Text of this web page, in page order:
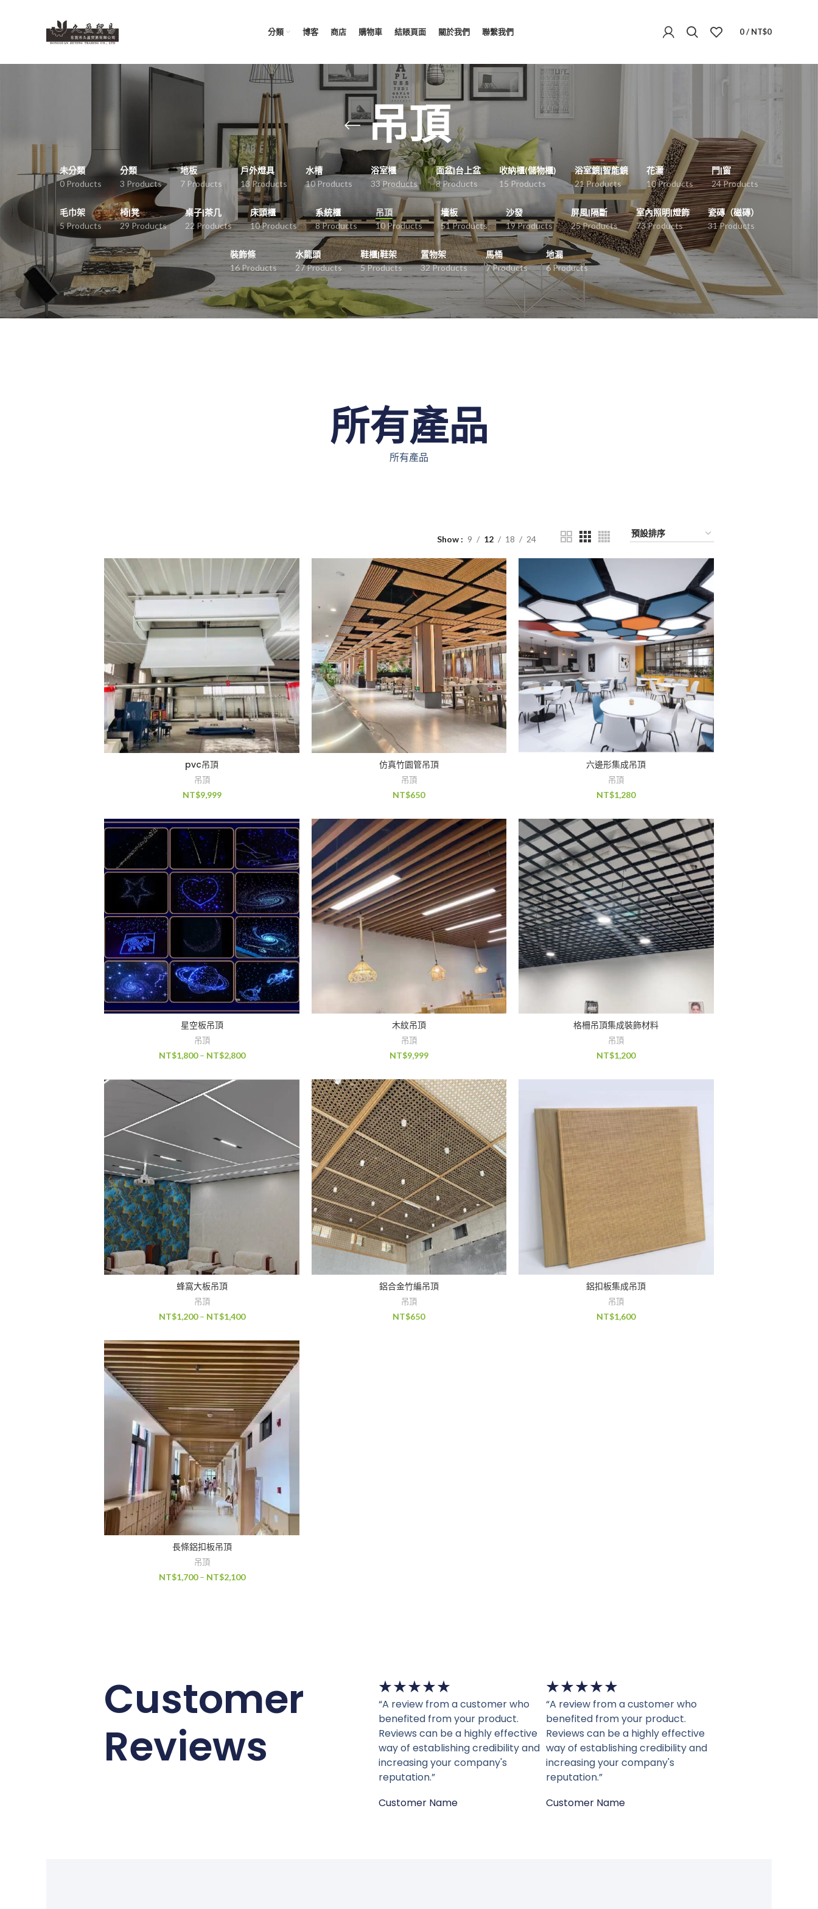
分類 博客 商店 購物車 結賬頁面 關於我們 聯繫我們 0/ NT$0
吊頂
未分類
0 Products
分類
3 Products
地板
7 Products
戶外燈具
13 Products
水槽
10 Products
浴室櫃
33 Products
面盆|台上盆
8 Products
收納櫃(儲物櫃)
15 Products
浴室鏡|智能鏡
21 Products
花灑
10 Products
門|窗
24 Products
毛巾架
5 Products
椅|凳
29 Products
桌子|茶几
22 Products
床頭櫃
10 Products
系統櫃
8 Products
吊頂
10 Products
墻板
51 Products
沙發
19 Products
屏風|隔斷
25 Products
室內照明|燈飾
73 Products
瓷磚（磁磚）
31 Products
裝飾條
16 Products
水龍頭
27 Products
鞋櫃|鞋架
5 Products
置物架
32 Products
馬桶
7 Products
地漏
6 Products
所有產品
所有產品
Show 9 12 18 24
pvc吊頂
吊頂
NT$9,999
仿真竹園管吊頂
吊頂
NT$650
六邊形集成吊頂
吊頂
NT$1,280
星空板吊頂
吊頂
NT$1,800 – NT$2,800
木紋吊頂
吊頂
NT$9,999
格柵吊頂集成裝飾材料
吊頂
NT$1,200
蜂窩大板吊頂
吊頂
NT$1,200 – NT$1,400
鋁合金竹編吊頂
吊頂
NT$650
鋁扣板集成吊頂
吊頂
NT$1,600
長條鋁扣板吊頂
吊頂
NT$1,700 – NT$2,100
Customer
Reviews
★★★★★
“A review from a customer who
benefited from your product.
Reviews can be a highly effective
way of establishing credibility and
increasing your company's
reputation.”
Customer Name
★★★★★
“A review from a customer who
benefited from your product.
Reviews can be a highly effective
way of establishing credibility and
increasing your company's
reputation.”
Customer Name